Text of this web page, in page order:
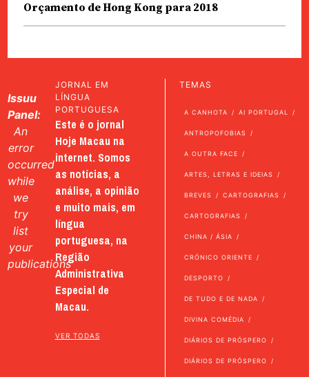
Orçamento de Hong Kong para 2018
Issuu
Panel:
An
error
occurred
while
we
try
list
your
publications
JORNAL EM
LÍNGUA
PORTUGUESA
Este é o jornal
Hoje Macau na
internet. Somos
as notícias, a
análise, a opinião
e muito mais, em
língua
portuguesa, na
Região
Administrativa
Especial de
Macau.
VER TODAS
TEMAS
A CANHOTA AI PORTUGAL
ANTROPOFOBIAS
A OUTRA FACE
ARTES, LETRAS E IDEIAS
BREVES CARTOGRAFIAS
CARTOGRAFIAS
CHINA / ÁSIA
CRÓNICO ORIENTE
DESPORTO
DE TUDO E DE NADA
DIVINA COMÉDIA
DIÁRIOS DE PRÓSPERO
DIÁRIOS DE PRÓSPERO